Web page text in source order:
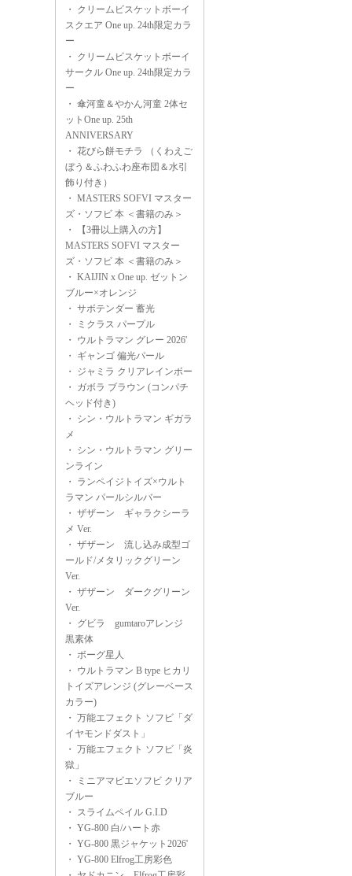
・ クリームビスケットボーイ
スクエア One up. 24th限定カラ
ー
・ クリームビスケットボーイ
サークル One up. 24th限定カラ
ー
・ 傘河童＆やかん河童 2体セ
ットOne up. 25th
ANNIVERSARY
・ 花びら餅モチラ （くわえご
ぼう＆ふわふわ座布団＆水引
飾り付き）
・ MASTERS SOFVI マスター
ズ・ソフビ 本 ＜書籍のみ＞
・
【3冊以上購入の方】
MASTERS SOFVI マスター
ズ・ソフビ 本 ＜書籍のみ＞
・ KAIJIN x One up. ゼットン
ブルー×オレンジ
・ サボテンダー 蓄光
・
ミクラス パープル
・ ウルトラマン グレー 2026'
・ ギャンゴ 偏光パール
・ ジャミラ クリアレインボー
・ ガボラ ブラウン (コンパチ
ヘッド付き)
・ シン・ウルトラマン ギガラ
メ
・ シン・ウルトラマン グリー
ンライン
・ ランペイジトイズ×ウルト
ラマン パールシルバー
・ ザザーン ギャラクシーラ
メ Ver.
・ ザザーン 流し込み成型ゴ
ールド/メタリックグリーン
Ver.
・ ザザーン ダークグリーン
Ver.
・ グビラ gumtaroアレンジ
黒素体
・ ボーグ星人
・ ウルトラマン B type ヒカリ
トイズアレンジ (グレーベース
カラー)
・ 万能エフェクト ソフビ「ダ
イヤモンドダスト」
・ 万能エフェクト ソフビ「炎
獄」
・
ミニアマビエソフビ クリア
ブルー
・ スライムペイル G.I.D
・ YG-800 白/ハート赤
・ YG-800 黒ジャケット2026'
・ YG-800 Elfrog工房彩色